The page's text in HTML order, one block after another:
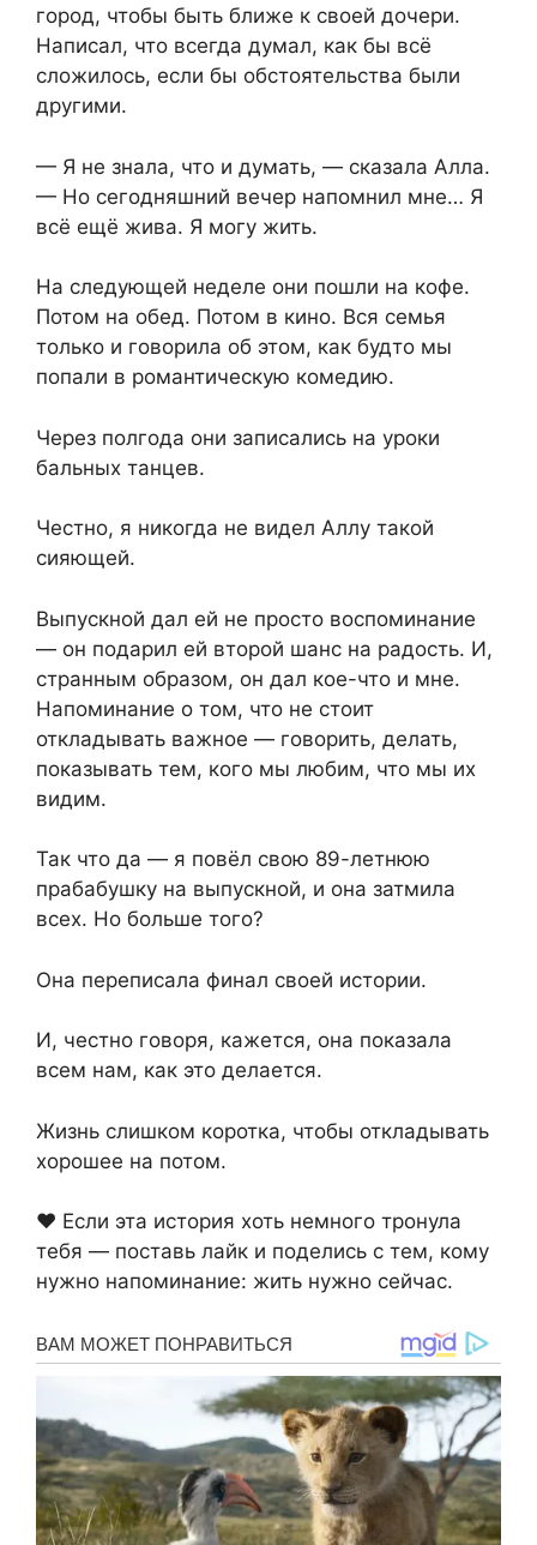
город, чтобы быть ближе к своей дочери.
Написал, что всегда думал, как бы всё
сложилось, если бы обстоятельства были
другими.
— Я не знала, что и думать, — сказала Алла.
— Но сегодняшний вечер напомнил мне… Я
всё ещё жива. Я могу жить.
На следующей неделе они пошли на кофе.
Потом на обед. Потом в кино. Вся семья
только и говорила об этом, как будто мы
попали в романтическую комедию.
Через полгода они записались на уроки
бальных танцев.
Честно, я никогда не видел Аллу такой
сияющей.
Выпускной дал ей не просто воспоминание
— он подарил ей второй шанс на радость. И,
странным образом, он дал кое-что и мне.
Напоминание о том, что не стоит
откладывать важное — говорить, делать,
показывать тем, кого мы любим, что мы их
видим.
Так что да — я повёл свою 89-летнюю
прабабушку на выпускной, и она затмила
всех. Но больше того?
Она переписала финал своей истории.
И, честно говоря, кажется, она показала
всем нам, как это делается.
Жизнь слишком коротка, чтобы откладывать
хорошее на потом.
❤️ Если эта история хоть немного тронула
тебя — поставь лайк и поделись с тем, кому
нужно напоминание: жить нужно сейчас.